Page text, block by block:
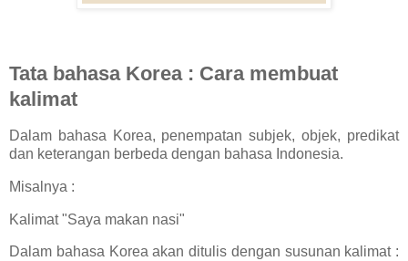
Tata bahasa Korea : Cara membuat
kalimat
Dalam bahasa Korea, penempatan subjek, objek, predikat
dan keterangan berbeda dengan bahasa Indonesia.
Misalnya :
Kalimat "Saya makan nasi"
Dalam bahasa Korea akan ditulis dengan susunan kalimat :